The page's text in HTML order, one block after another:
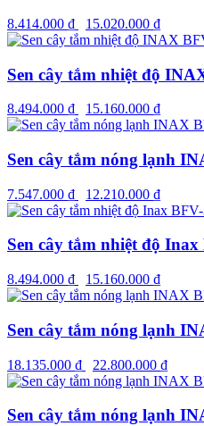
8.414.000 ₫ 15.020.000 ₫
Sen cây tắm nhiệt độ
8.494.000 ₫ 15.160.000 ₫
Sen cây tắm nóng lạnh
7.547.000 ₫ 12.210.000 ₫
Sen cây tắm nhiệt độ
8.494.000 ₫ 15.160.000 ₫
Sen cây tắm nóng lạnh
18.135.000 ₫ 22.800.000 ₫
Sen cây tắm nóng lạnh